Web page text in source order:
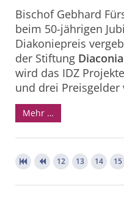
Bischof Gebhard
beim 50-jährigen
Diakoniepreis
der Stiftung
wird das IDZ
und drei Preisgelder
Mehr …
12 13 14 15